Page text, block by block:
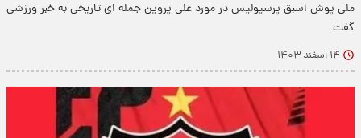
ملی پوش اسبق پرسپولیس در مورد علی پروین جمله ای تاریخی به خبر ورزشی
گفت
۱۴ اسفند ۱۴۰۳